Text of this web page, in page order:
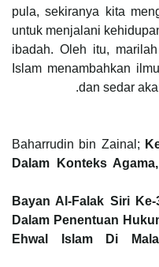
pula, sekiranya kita
untuk menjalani
ibadah. Oleh itu,
Islam menambahkan
dan sedar
Dalam Konteks
Bayan Al-Falak Siri
Dalam Penentuan
Ehwal Islam Di